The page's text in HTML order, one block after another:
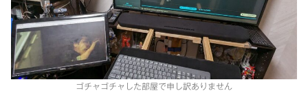
ゴチャゴチャした部屋で申し訳ありません